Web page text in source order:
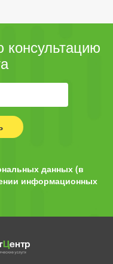
консультацию
данных (в
информационных